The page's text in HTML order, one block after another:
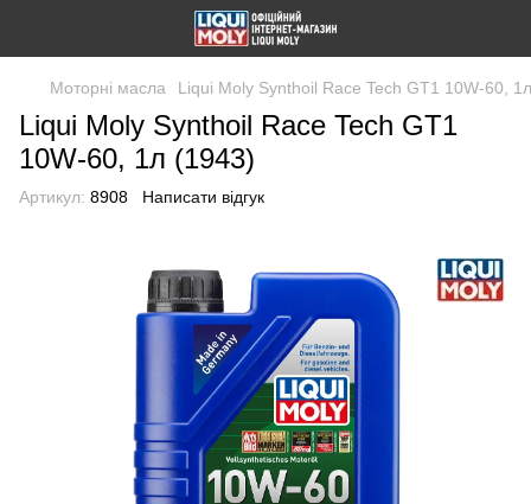
Моторні масла Liqui Moly Synthoil Race Tech GT1 10W-60,
Liqui Moly Synthoil Race Tech GT1
10W-60, 1л (1943)
Артикул: 8908 Написати відгук